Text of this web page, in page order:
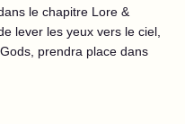
le chapitre Lore &
lever les yeux vers le ciel,
prendra place dans